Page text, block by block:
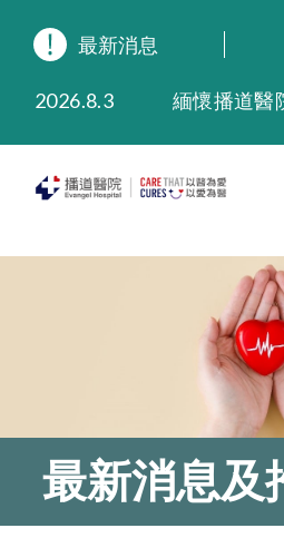
最新消息
2026.8.3
2025.9.23
2025.7.21
最新消息及